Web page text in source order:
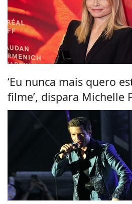
‘Eu nunca mais quero
filme’, dispara Michelle